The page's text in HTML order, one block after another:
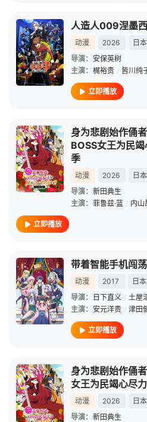
人造人009涅墨
动漫 2026
日本
导演： 安保英树
主演： 梶裕贵 / 皆川纯
立即播放
身为悲剧始作俑
BOSS女王为民
季
动漫 2026
日本
导演： 新田典生
主演： 菲鲁兹·蓝 / 内山
立即播放
带着智能手机闯
动漫 2017
日本
导演：
日下直义 / 土屋
主演： 安元洋贵 / 津田
立即播放
身为悲剧始作俑
女王为民竭心尽
动漫 2026
日本
导演： 新田典生